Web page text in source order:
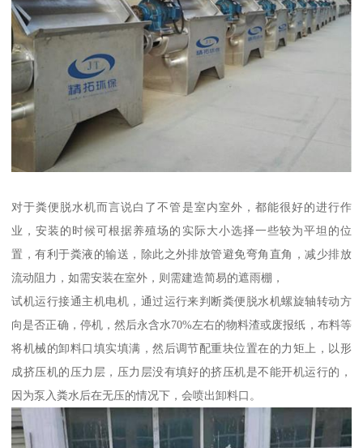
对于粪便脱水机而言说白了不管是室内室外，都能很好的进行作
业，安装的时候可根据养殖场的实际大小选择一些较为平坦的位
置，有利于粪液的输送，除此之外排放管避免弯角直角，减少排放
流动阻力，如需安装在室外，则需建造简易的遮雨棚，
试机运行接通主机电机，通过运行来判断粪便脱水机螺旋轴转动方
向是否正确，停机，然后永含水70%左右的物料渣或废报纸，布料等
将机械的卸料口填实填满，然后调节配重块位置在的力矩上，以形
成挤压机的压力层，压力层没有填好的挤压机是不能开机运行的，
因为泵入粪水后在无压的情况下，会喷出卸料口。